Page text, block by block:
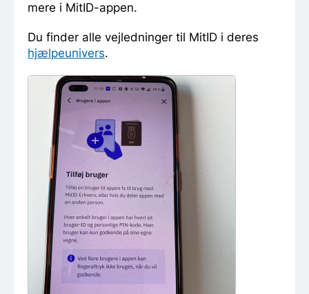
mere i MitID-appen.
Du finder alle vejledninger til MitID i deres
hjælpeunivers.